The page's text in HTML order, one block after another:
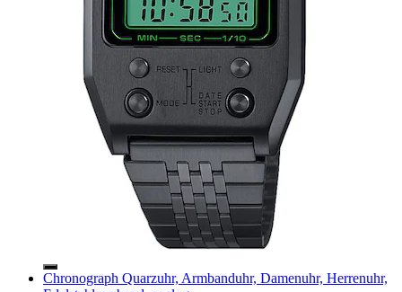
Chronograph Quarzuhr, Armbanduhr, Damenuhr, Herrenuhr,